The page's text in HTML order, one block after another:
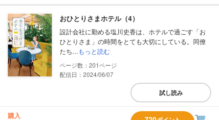
おひとりさまホテル（4）
設計会社に勤める塩川史香は、ホテルで過ごす「お
ひとりさま」の時間をとても大切にしている。同僚
たち...もっと読む
201
配信日：2024/06/07
試し読み
購入